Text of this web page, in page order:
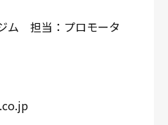
ム 担当：プロモータ